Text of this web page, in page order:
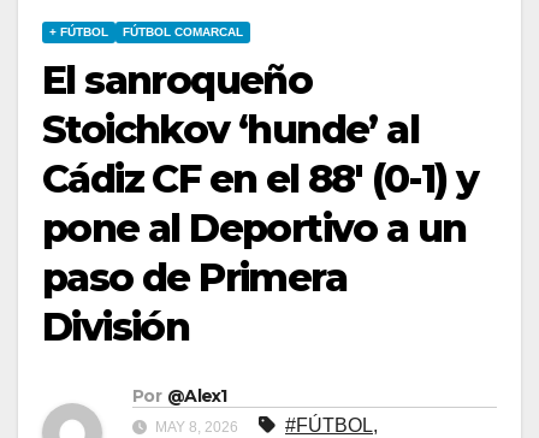
+ FÚTBOL FÚTBOL COMARCAL
El sanroqueño
Stoichkov ‘hunde’ al
Cádiz CF en el 88′ (0-1) y
pone al Deportivo a un
paso de Primera
División
Por @Alex1
MAY 8, 2026 #FÚTBOL,